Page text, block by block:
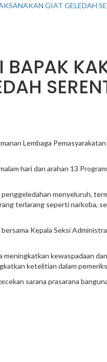
GIAT GELEDAH
Lembaga
hari dan arahan 13
menyeluruh,
terlarang seperti narkoba,
Kepala Seksi
kewaspadaan
ketelitian dalam
sarana prasarana